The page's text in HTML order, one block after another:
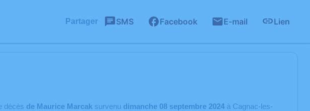
Partager SMS Facebook E-mail Lien
décès de Maurice Marcak survenu dimanche 08 septembre 2024 à Cagnac-les-